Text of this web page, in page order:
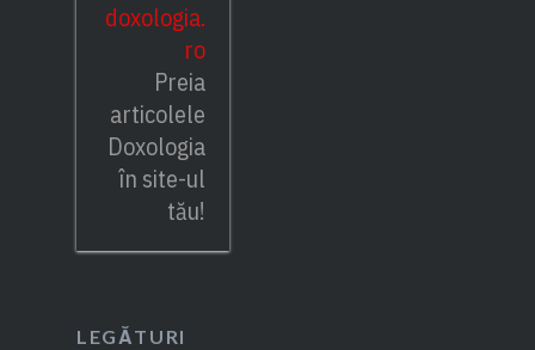
doxologia.
ro
Preia
articolele
Doxologia
în site-ul
tău!
LEGĂTURI